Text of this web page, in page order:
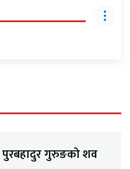
पुरबहादुर गुरुङको शव